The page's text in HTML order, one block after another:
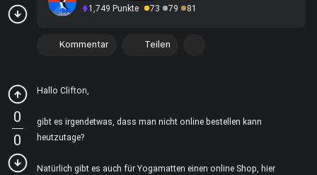
1,749 Punkte 73 79 81
Kommentar Teilen
0
0
Hallo Clifton,
gibt es irgendetwas, dass man nicht online bestellen kann
heutzutage?
Natürlich gibt es auch für Yogamatten einen online Shop, hier